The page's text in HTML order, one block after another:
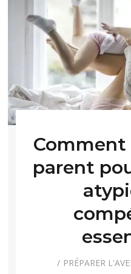
parent
PRÉPARER